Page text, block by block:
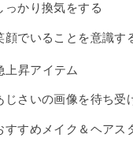
かり換気をする
でいることを意識す
上昇アイテム
さいの画像を待ち受
すめメイク＆ヘアス